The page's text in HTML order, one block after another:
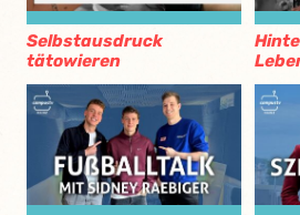
Selbstausdruck
tätowieren